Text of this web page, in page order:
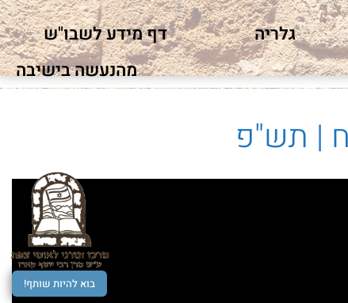
בוא להיות שותף!
גלריה
דף מידע לשבו"ש
מהנעשה בישיבה
| תש"פ